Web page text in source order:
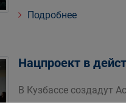
Подробнее
Нацпроект в
В Кузбассе создадут